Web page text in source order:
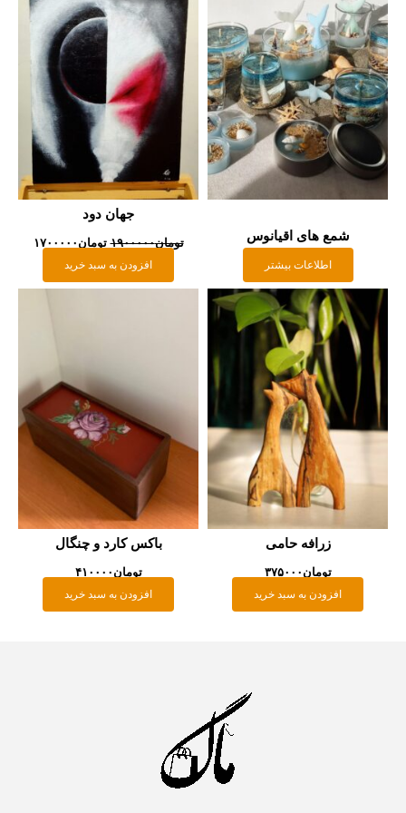
شمع های اقیانوس
اطلاعات بیشتر
جهان دود
تومان۱۹۰۰۰۰۰
بود.
تومان۱۷۰۰۰۰۰
افزودن به سبد خرید
زرافه حامی
تومان۳۷۵۰۰۰
افزودن به سبد خرید
باکس کارد و چنگال
تومان۴۱۰۰۰۰
افزودن به سبد خرید